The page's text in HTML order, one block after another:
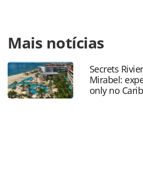
https://www.panrotas.com.br/
registra-maior-receita-operacional-
3t22_192768.html ou as ferramentas
Todo o conteúdo produzido pela
protegido pela legislação brasileira
Não reproduza o conteúdo sem
Mais notícias
Secrets
Mirabel:
only no